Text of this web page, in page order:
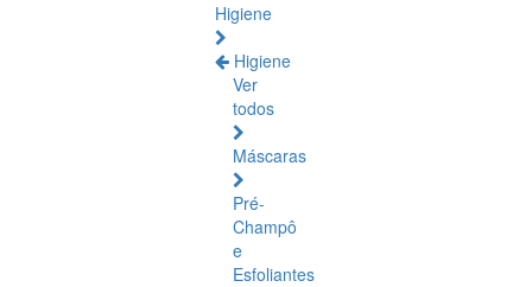
Higiene
Higiene
Ver
todos
Máscaras
Pré-
Champô
e
Esfoliantes